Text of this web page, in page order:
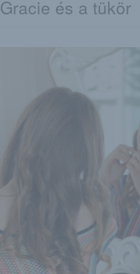
Gracie és a tükör